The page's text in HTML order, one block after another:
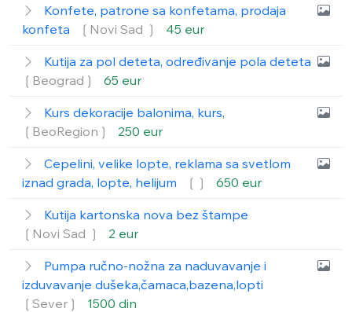
Konfete, patrone sa konfetama, prodaja
konfeta
❲Novi Sad ❳ 45 eur
Kutija za pol deteta, određivanje pola deteta
❲Beograd❳
65 eur
Kurs dekoracije balonima, kurs,
❲BeoRegion❳
250 eur
Cepelini, velike lopte, reklama sa svetlom
iznad grada, lopte, helijum
❲❳ 650 eur
Kutija kartonska nova bez štampe
❲Novi Sad ❳
2 eur
Pumpa ručno-nožna za naduvavanje i
izduvavanje dušeka,čamaca,bazena,lopti
❲Sever❳
1500 din